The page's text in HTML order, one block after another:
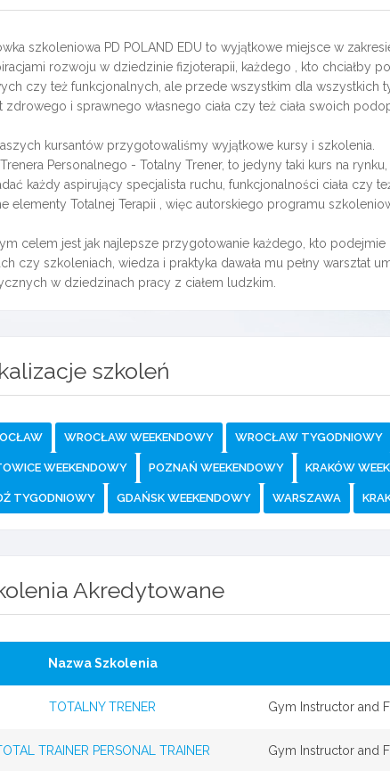
szkoleniowa PD POLAND EDU to wyjątkowe miejsce w
rozwoju w dziedzinie fizjoterapii, każdego , kto chciałby
czy też funkcjonalnych, ale przede wszystkim dla wszystkich
zdrowego i sprawnego własnego ciała czy też ciała swoich
kursantów przygotowaliśmy wyjątkowe kursy i szkolenia.
Personalnego - Totalny Trener, to jedyny taki kurs na
każdy aspirujący specjalista ruchu, funkcjonalności ciała czy
elementy Totalnej Terapii , więc autorskiego programu
celem jest jak najlepsze przygotowanie każdego, kto
czy szkoleniach, wiedza i praktyka dawała mu pełny warsztat
w dziedzinach pracy z ciałem ludzkim.
szkoleń
WROCŁAW WEEKENDOWY WROCŁAW TYGODNIOWY
WEEKENDOWY POZNAŃ WEEKENDOWY KRAKÓW
TYGODNIOWY GDAŃSK WEEKENDOWY WARSZAWA
Akredytowane
Nazwa Szkolenia
TOTALNY TRENER Gym Instructor and
TRAINER PERSONAL TRAINER Gym Instructor and